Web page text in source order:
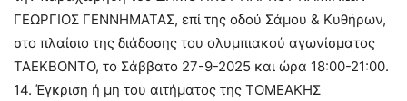
ΓΕΩΡΓΙΟΣ ΓΕΝΝΗΜΑΤΑΣ, επί της οδού Σάμου & Κυθήρων,
στο πλαίσιο της διάδοσης του ολυμπιακού αγωνίσματος
TAEKΒΟΝΤΟ, τo Σάββατο 27-9-2025 και ώρα 18:00-21:00.
14. Έγκριση ή μη του αιτήματος της ΤΟΜΕΑΚΗΣ